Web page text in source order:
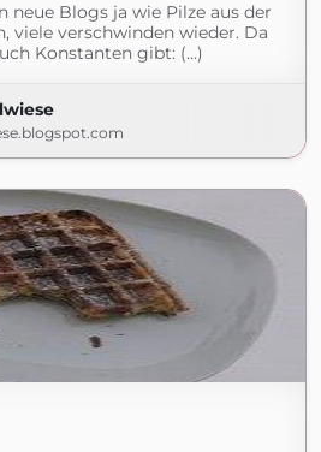
neue Blogs ja wie Pilze aus der
viele verschwinden wieder. Da
Konstanten gibt: (...)